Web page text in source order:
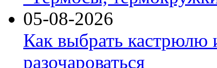
05-08-2026
Как выбрать кастрюлю
разочароваться